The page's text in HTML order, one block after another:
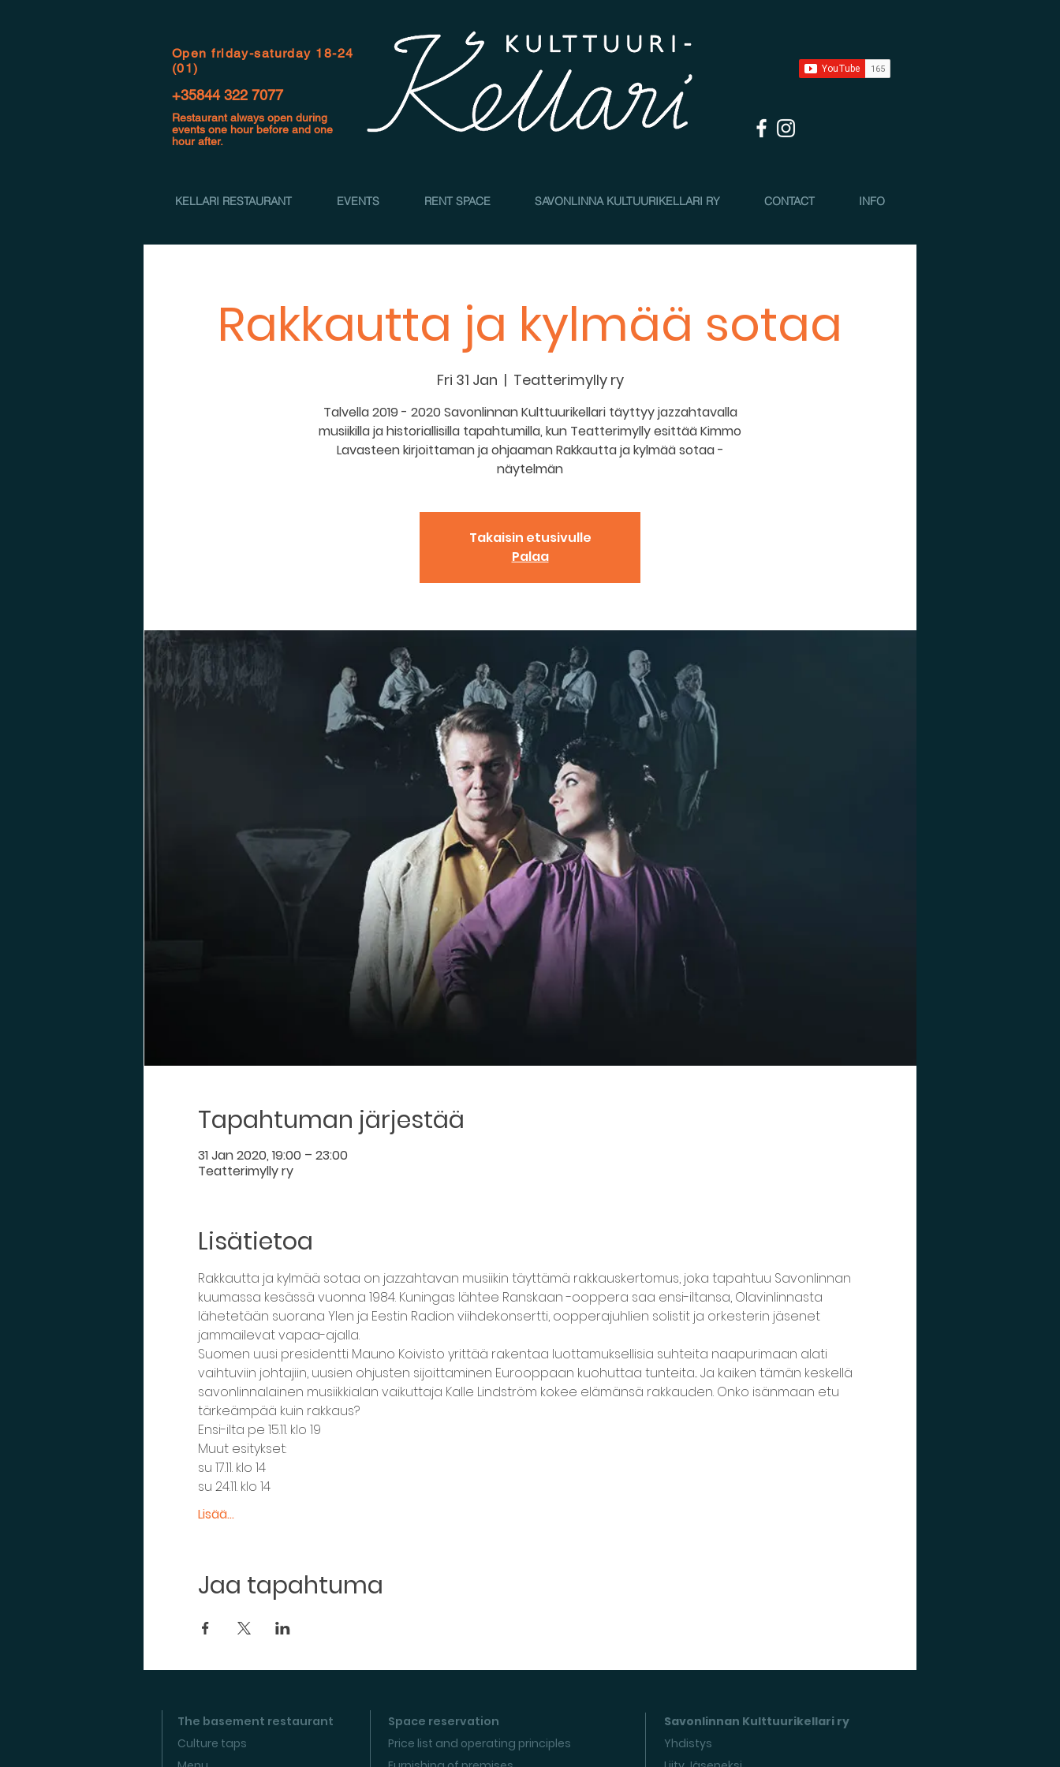
Open friday-saturday 18-24
(01)
+35844 322 7077
Restaurant always open during
events one hour before and one
hour after.
KELLARI RESTAURANT EVENTS RENT SPACE SAVONLINNA KULTUURIKELLARI RY CONTACT INFO
Rakkautta ja kylmää sotaa
Fri 31 Jan
  |
Teatterimylly ry
Talvella 2019 - 2020 Savonlinnan Kulttuurikellari täyttyy jazzahtavalla
musiikilla ja historiallisilla tapahtumilla, kun Teatterimylly esittää Kimmo
Lavasteen kirjoittaman ja ohjaaman Rakkautta ja kylmää sotaa -
näytelmän
Takaisin etusivulle
Palaa
Tapahtuman järjestää
31 Jan 2020, 19:00 – 23:00
Teatterimylly ry
Lisätietoa
Rakkautta ja kylmää sotaa on jazzahtavan musiikin täyttämä rakkauskertomus, joka tapahtuu Savonlinnan
kuumassa kesässä vuonna 1984. Kuningas lähtee Ranskaan -ooppera saa ensi-iltansa, Olavinlinnasta
lähetetään suorana Ylen ja Eestin Radion viihdekonsertti, oopperajuhlien solistit ja orkesterin jäsenet
jammailevat vapaa-ajalla.
Suomen uusi presidentti Mauno Koivisto yrittää rakentaa luottamuksellisia suhteita naapurimaan alati
vaihtuviin johtajiin, uusien ohjusten sijoittaminen Eurooppaan kuohuttaa tunteita... Ja kaiken tämän keskellä
savonlinnalainen musiikkialan vaikuttaja Kalle Lindström kokee elämänsä rakkauden. Onko isänmaan etu
tärkeämpää kuin rakkaus?
Ensi-ilta pe 15.11. klo 19
Muut esitykset:
su 17.11. klo 14
su 24.11. klo 14
Lisää...
Jaa tapahtuma
The basement restaurant
Culture taps
Space reservation
Price list and operating principles
Savonlinnan Kulttuurikellari ry
Yhdistys